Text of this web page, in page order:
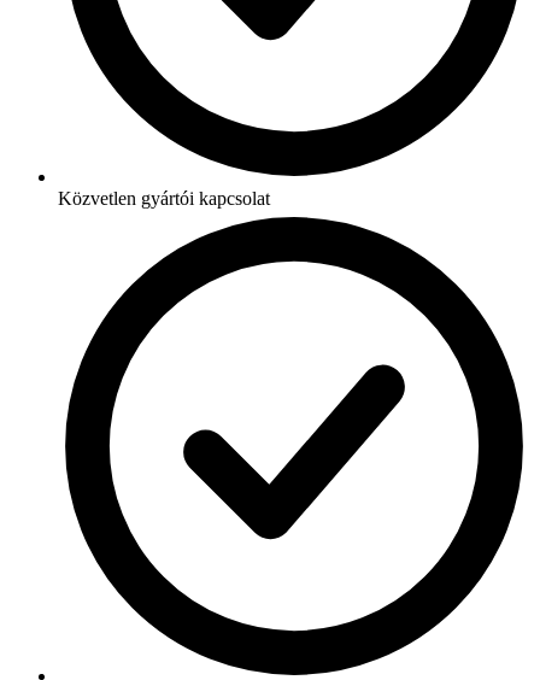
Közvetlen gyártói kapcsolat